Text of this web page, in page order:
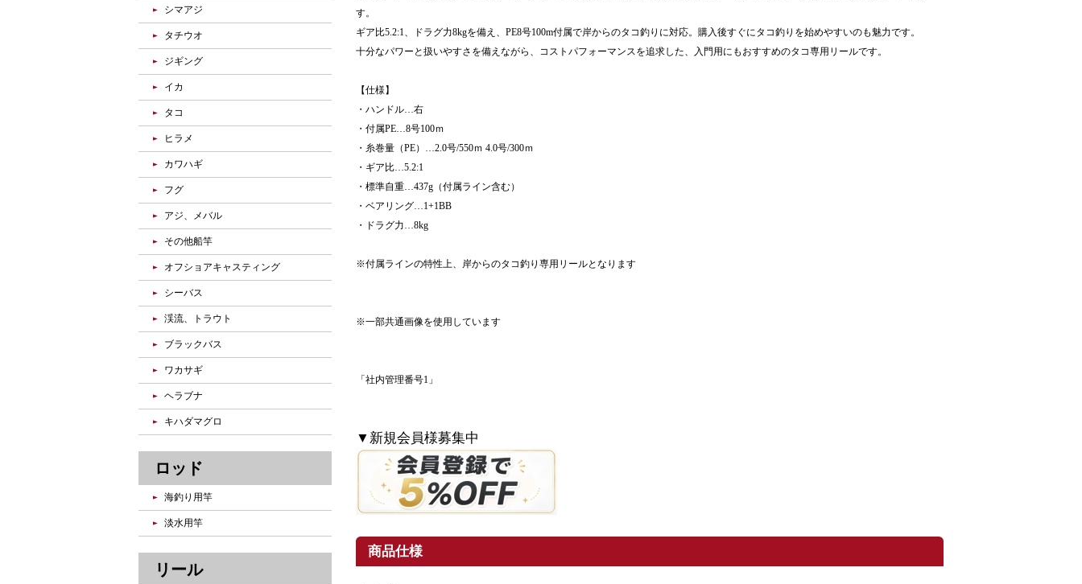
す。
ギア比5.2:1、ドラグ力8kgを備え、PE8号100m付属で岸からのタコ釣りに対応。購入後すぐにタコ釣りを始めやすいのも魅力です。
十分なパワーと扱いやすさを備えながら、コストパフォーマンスを追求した、入門用にもおすすめのタコ専用リールです。
【仕様】
・ハンドル…右
・付属PE…8号100ｍ
・糸巻量（PE）…2.0号/550ｍ 4.0号/300ｍ
・ギア比…5.2:1
・標準自重…437g（付属ライン含む）
・ベアリング…1+1BB
・ドラグ力…8kg
※付属ラインの特性上、岸からのタコ釣り専用リールとなります
※一部共通画像を使用しています
「社内管理番号1」
▼新規会員様募集中
商品仕様
シマアジ
タチウオ
ジギング
イカ
タコ
ヒラメ
カワハギ
フグ
アジ、メバル
その他船竿
オフショアキャスティング
シーバス
渓流、トラウト
ブラックバス
ワカサギ
ヘラブナ
キハダマグロ
ロッド
海釣り用竿
淡水用竿
リール